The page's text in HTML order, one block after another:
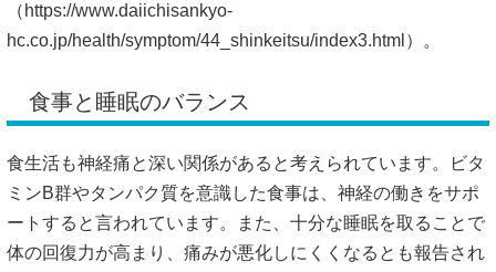
（ https://www.daiichisankyo-
hc.co.jp/health/symptom/44_shinkeitsu/index3.html）。
食事と睡眠のバランス
食生活も神経痛と深い関係があると考えられています。ビタ
ミンB群やタンパク質を意識した食事は、神経の働きをサポ
ートすると言われています。また、十分な睡眠を取ることで
体の回復力が高まり、痛みが悪化しにくくなるとも報告され